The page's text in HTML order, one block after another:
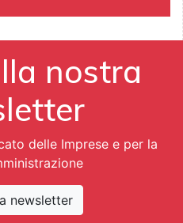
nostra
delle Imprese e per la
newsletter